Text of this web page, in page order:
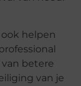
helpen
betere
van je